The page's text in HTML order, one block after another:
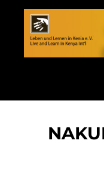
content
LEBEN UND